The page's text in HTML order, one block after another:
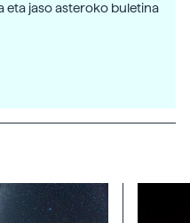
eta jaso asteroko buletina